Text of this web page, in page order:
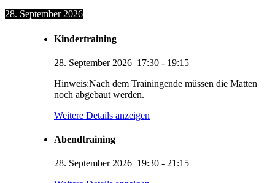
28. September 2026
Kindertraining
28. September 2026 17:30 - 19:15
Hinweis:Nach dem Trainingende müssen die Matten
noch abgebaut werden.
Weitere Details anzeigen
Abendtraining
28. September 2026 19:30 - 21:15